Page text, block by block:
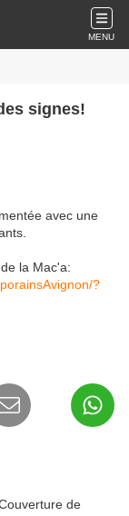
MENU
signes!
avec une
la Mac'a:
?